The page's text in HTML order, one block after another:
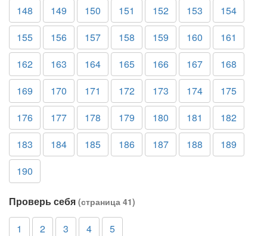
148
149 150 151 152 153
154
155
156 157 158 159 160
161
162
163 164 165 166 167
168
169
170 171 172 173 174
175
176
177 178 179 180 181
182
183
184 185 186 187 188
189
190
Проверь себя (страница 41)
1 2 3 4 5